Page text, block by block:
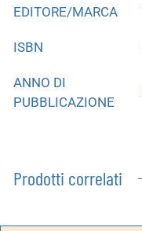
EDITORE/MARCA
ISBN
ANNO DI
PUBBLICAZIONE
Prodotti correlati